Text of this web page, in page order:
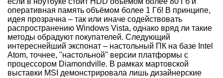
оперативная память объёмом более 1 Гб! В принципе,
идея прозрачна – так или иначе содействовать
распространению Windows Vista, однако вряд ли такие
методы обрадуют покупателей. Следующий
интереснейший экспонат – настольный ПК на базе Intel
Atom, точнее, "настольной" версии платформы с
процессором Diamondville. В рамках мартовской
выставки MSI демонстрировала лишь дизайнерские